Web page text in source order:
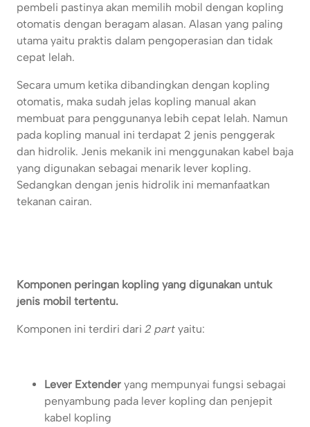
pembeli pastinya akan memilih mobil dengan kopling
otomatis dengan beragam alasan. Alasan yang paling
utama yaitu praktis dalam pengoperasian dan tidak
cepat lelah.
Secara umum ketika dibandingkan dengan kopling
otomatis, maka sudah jelas kopling manual akan
membuat para penggunanya lebih cepat lelah. Namun
pada kopling manual ini terdapat 2 jenis penggerak
dan hidrolik. Jenis mekanik ini menggunakan kabel baja
yang digunakan sebagai menarik lever kopling.
Sedangkan dengan jenis hidrolik ini memanfaatkan
tekanan cairan.
Komponen peringan kopling yang digunakan untuk
jenis mobil tertentu.
Komponen ini terdiri dari 2 part yaitu:
Lever Extender yang mempunyai fungsi sebagai
penyambung pada lever kopling dan penjepit
kabel kopling